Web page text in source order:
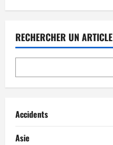
RECHERCHER UN ARTICLE
Accidents
Asie